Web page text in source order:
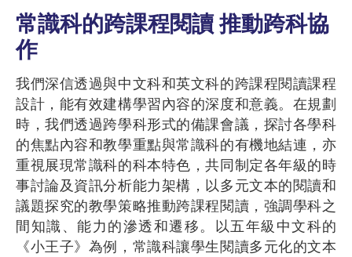
常識科的跨課程閱讀 推動跨科協
作
我們深信透過與中文科和英文科的跨課程閱讀課程
設計，能有效建構學習內容的深度和意義。在規劃
時，我們透過跨學科形式的備課會議，探討各學科
的焦點內容和教學重點與常識科的有機地結連，亦
重視展現常識科的科本特色，共同制定各年級的時
事討論及資訊分析能力架構，以多元文本的閱讀和
議題探究的教學策略推動跨課程閱讀，強調學科之
間知識、能力的滲透和遷移。以五年級中文科的
《小王子》為例，常識科讓學生閱讀多元化的文本